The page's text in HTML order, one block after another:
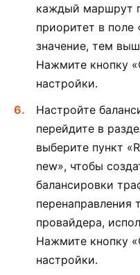
каждый маршрут
приоритет в
значение, тем
Нажмите кнопку
настройки.
Настройте
перейдите в
выберите пункт
new», чтобы
балансировки
перенаправления
провайдера,
Нажмите кнопку
настройки.